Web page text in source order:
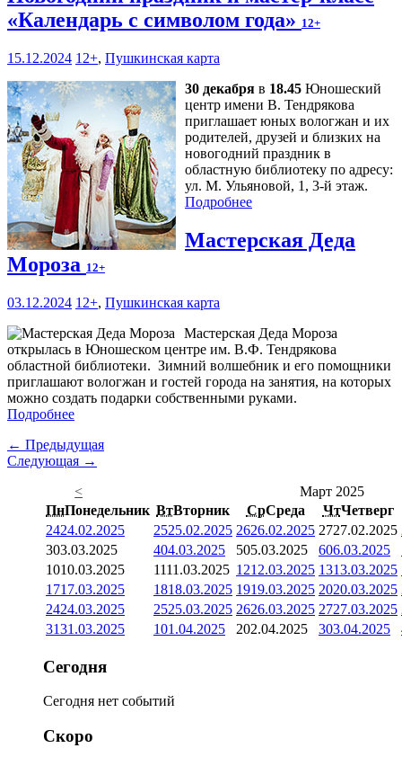
«Календарь с символом года» 12+
15.12.2024 12+, Пушкинская карта
30 декабря в 18.45 Юношеский
центр имени В. Тендрякова
приглашает юных вологжан и их
родителей, друзей и близких на
новогодний праздник в
областную библиотеку по адресу:
ул. М. Ульяновой, 1, 3-й этаж.
Подробнее
Мастерская Деда
Мороза 12+
03.12.2024 12+, Пушкинская карта
Мастерская Деда Мороза
открылась в Юношеском центре им. В.Ф. Тендрякова
областной библиотеки. Зимний волшебник и его помощники
приглашают вологжан и гостей города на занятия, на которых
можно создать подарки собственными руками.
Подробнее
← Предыдущая
Следующая →
<
Март 2025
ПнПонедельник ВтВторник СрСреда ЧтЧетверг
2424.02.2025 2525.02.2025 2626.02.2025 2727.02.2025
303.03.2025 404.03.2025 505.03.2025 606.03.2025
1010.03.2025 1111.03.2025 1212.03.2025 1313.03.2025
1717.03.2025 1818.03.2025 1919.03.2025 2020.03.2025
2424.03.2025 2525.03.2025 2626.03.2025 2727.03.2025
3131.03.2025 101.04.2025 202.04.2025 303.04.2025
Сегодня
Сегодня нет событий
Скоро